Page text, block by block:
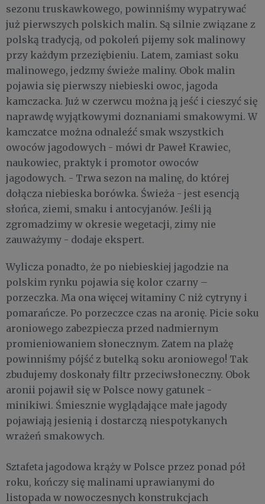
sezonu truskawkowego, powinniśmy wypatrywać
już pierwszych polskich malin. Są silnie związane z
polską tradycją, od pokoleń pijemy sok malinowy
przy każdym przeziębieniu. Latem, zamiast soku
malinowego, jedzmy świeże maliny. Obok malin
pojawia się pierwszy niebieski owoc, jagoda
kamczacka. Już w czerwcu można ją jeść i cieszyć się
naprawdę wyjątkowymi doznaniami smakowymi. W
kamczatce można odnaleźć smak wszystkich
owoców jagodowych - mówi dr Paweł Krawiec,
naukowiec, praktyk i promotor owoców
jagodowych. - Trwa sezon na malinę, do której
dołącza niebieska borówka. Świeża - jest esencją
słońca, ziemi, smaku i antocyjanów. Jeśli ją
zgromadzimy w okresie wegetacji, zimy nie
zauważymy - dodaje ekspert.
Wylicza ponadto, że po niebieskiej jagodzie na
polskim rynku pojawia się kolor czarny –
porzeczka. Ma ona więcej witaminy C niż cytryny i
pomarańcze. Po porzeczce czas na aronię. Picie soku
aroniowego zabezpiecza przed nadmiernym
promieniowaniem słonecznym. Zatem na plażę
powinniśmy pójść z butelką soku aroniowego! Tak
zbudujemy doskonały filtr przeciwsłoneczny. Obok
aronii pojawił się w Polsce nowy gatunek -
minikiwi. Śmiesznie wyglądające małe jagody
pojawiają jesienią i dostarczą niespotykanych
wrażeń smakowych.
Sztafeta jagodowa krąży w Polsce przez ponad pół
roku, kończy się malinami uprawianymi do
listopada w nowoczesnych konstrukcjach